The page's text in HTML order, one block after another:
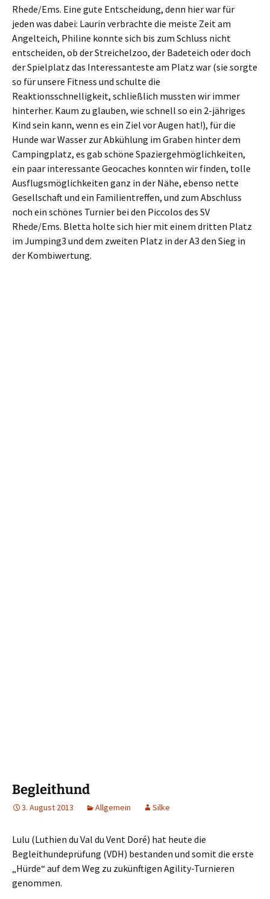
Rhede/Ems. Eine gute Entscheidung, denn hier war für
jeden was dabei: Laurin verbrachte die meiste Zeit am
Angelteich, Philine konnte sich bis zum Schluss nicht
entscheiden, ob der Streichelzoo, der Badeteich oder doch
der Spielplatz das Interessanteste am Platz war (sie sorgte
so für unsere Fitness und schulte die
Reaktionsschnelligkeit, schließlich mussten wir immer
hinterher. Kaum zu glauben, wie schnell so ein 2-jähriges
Kind sein kann, wenn es ein Ziel vor Augen hat!), für die
Hunde war Wasser zur Abkühlung im Graben hinter dem
Campingplatz, es gab schöne Spaziergehmöglichkeiten,
ein paar interessante Geocaches konnten wir finden, tolle
Ausflugsmöglichkeiten ganz in der Nähe, ebenso nette
Gesellschaft und ein Familientreffen, und zum Abschluss
noch ein schönes Turnier bei den Piccolos des SV
Rhede/Ems. Bletta holte sich hier mit einem dritten Platz
im Jumping3 und dem zweiten Platz in der A3 den Sieg in
der Kombiwertung.
Begleithund
3. August 2013 Allgemein Silke
Lulu (Luthien du Val du Vent Doré) hat heute die
Begleithundeprüfung (VDH) bestanden und somit die erste
„Hürde“ auf dem Weg zu zukünftigen Agility-Turnieren
genommen.